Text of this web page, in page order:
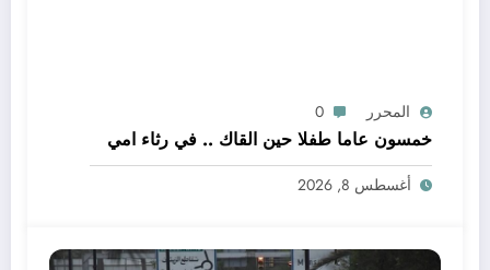
المحرر 0
خمسون عاما طفلا حين القاك .. في رثاء امي
أغسطس 8, 2026